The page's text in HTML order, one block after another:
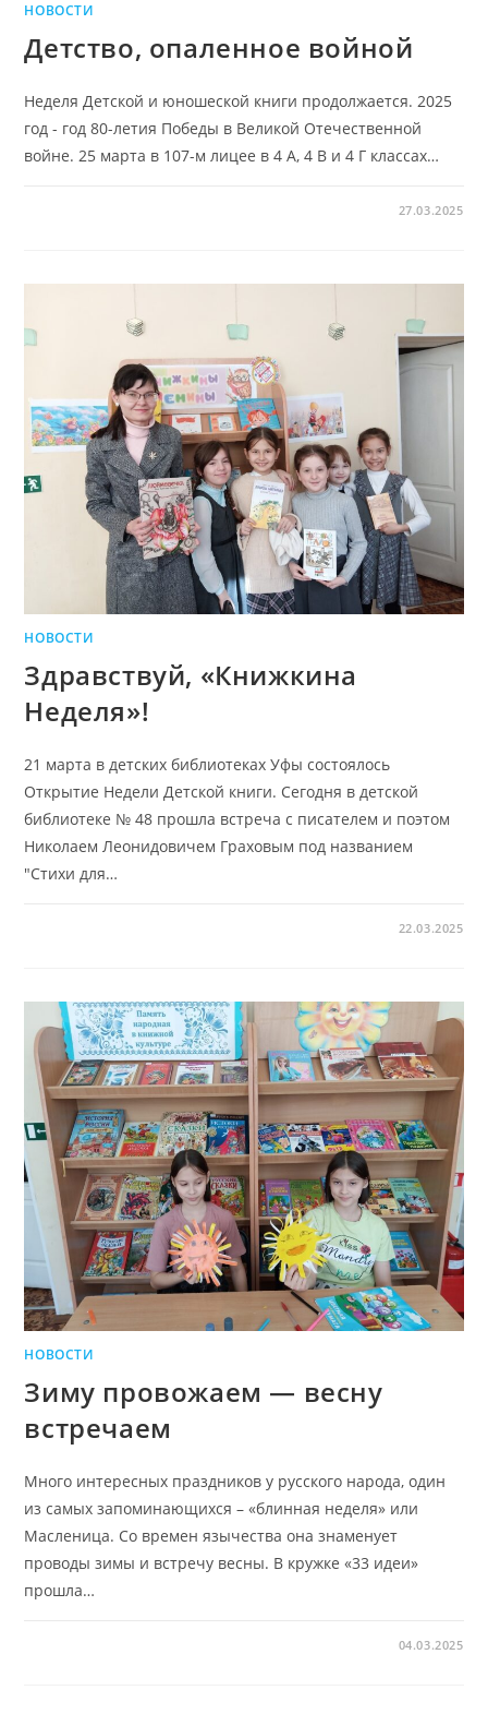
НОВОСТИ
Детство, опаленное войной
Неделя Детской и юношеской книги продолжается. 2025
год - год 80-летия Победы в Великой Отечественной
войне. 25 марта в 107-м лицее в 4 А, 4 В и 4 Г классах…
27.03.2025
НОВОСТИ
Здравствуй, «Книжкина
Неделя»!
21 марта в детских библиотеках Уфы состоялось
Открытие Недели Детской книги. Сегодня в детской
библиотеке № 48 прошла встреча с писателем и поэтом
Николаем Леонидовичем Граховым под названием
"Стихи для…
22.03.2025
НОВОСТИ
Зиму провожаем — весну
встречаем
Много интересных праздников у русского народа, один
из самых запоминающихся – «блинная неделя» или
Масленица. Со времен язычества она знаменует
проводы зимы и встречу весны. В кружке «33 идеи»
прошла…
04.03.2025